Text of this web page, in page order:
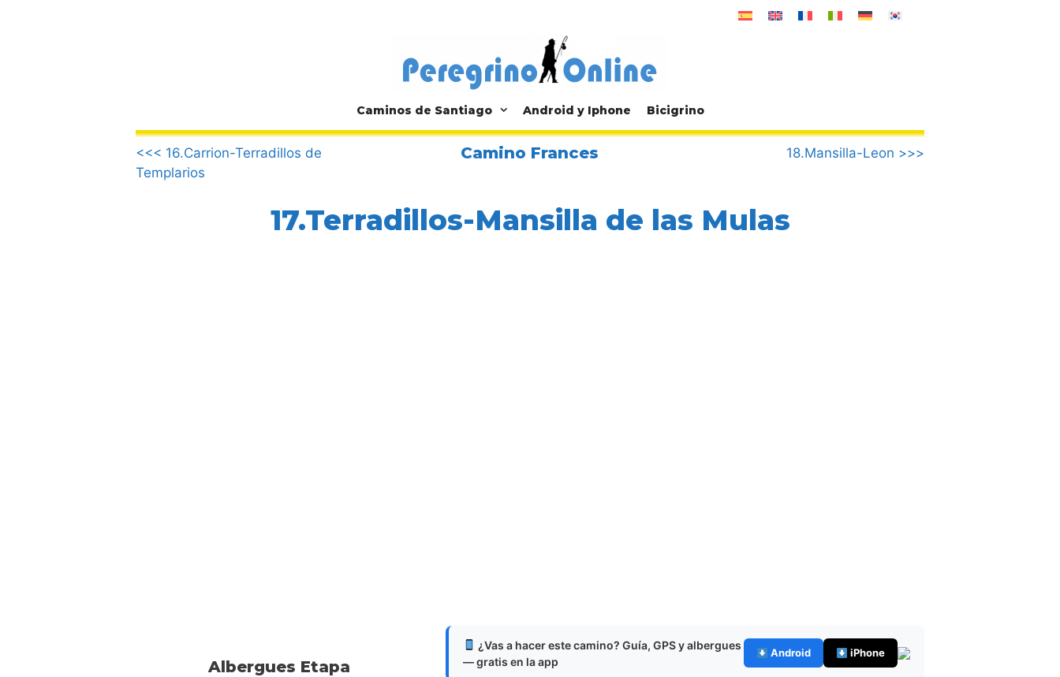
Caminos de Santiago Android y Iphone Bicigrino
.
<<< 16.Carrion-Terradillos de
Templarios
Camino Frances 18.Mansilla-Leon >>>
17.Terradillos-Mansilla de las Mulas
Albergues Etapa
¿Vas a hacer este camino? Guía, GPS y albergues
— gratis en la app
Android iPhone